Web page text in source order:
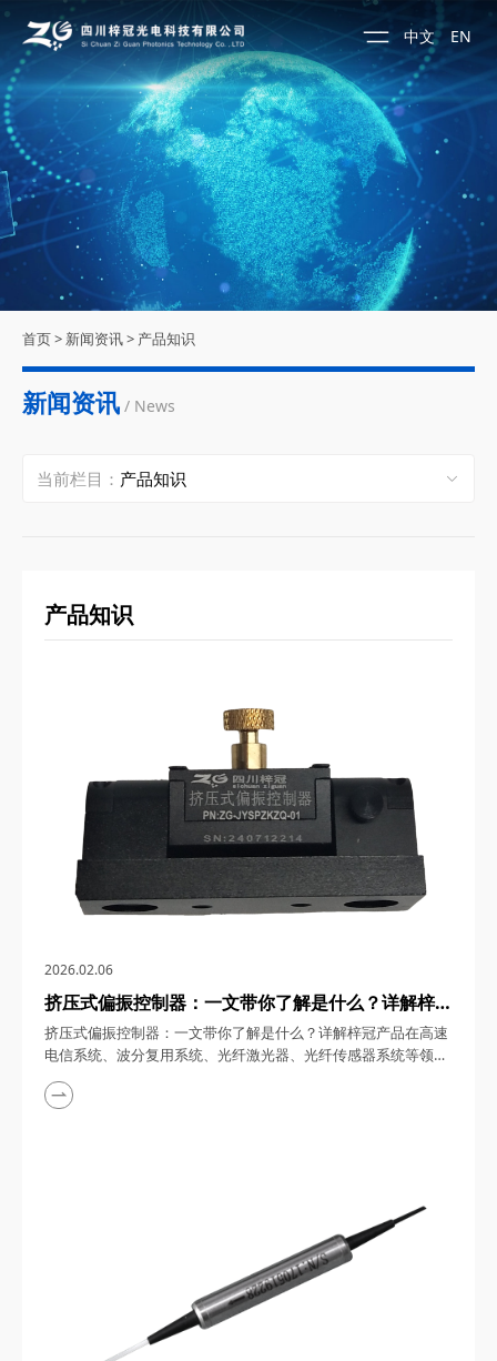
中文 EN
首页> 新闻资讯> 产品知识
新闻资讯 / News
当前栏目：
产品知识
2026.02.06
挤压式偏振控制器：一文带你了解是什么？详解梓冠
产品在高速电信系统、波分复用系统、光纤激光器、
光纤传感器系统等领域的实际应用
挤压式偏振控制器：一文带你了解是什么？详解梓冠产品在高速
电信系统、波分复用系统、光纤激光器、光纤传感器系统等领域
的实际应用 挤压式偏振控制器，在5G/6G通信、量子计算与激光
雷达等前沿领域，凭借全光纤结构、微秒级响应与邦加球全覆盖